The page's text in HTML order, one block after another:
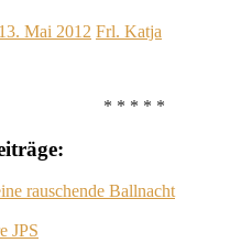
13. Mai 2012 Frl. Katja
* * * * *
rauschende Ballnacht
JPS